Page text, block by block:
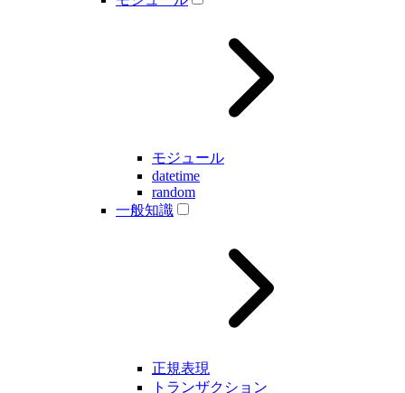
モジュール
datetime
random
一般知識
正規表現
トランザクション